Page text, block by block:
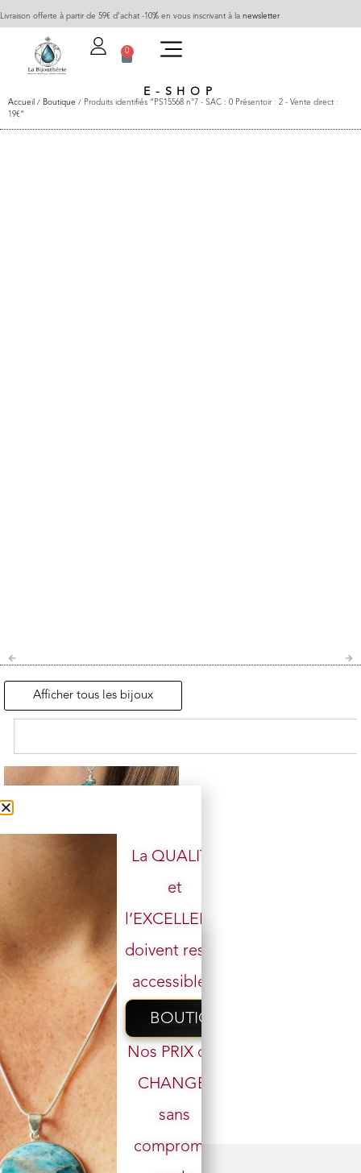
Livraison offerte à partir de 59€ d’achat -10% en vous inscrivant à la newsletter
0
E-SHOP
Accueil / Boutique / Produits identifiés “PS15568 n°7 - SAC : 0 Présentoir : 2 - Vente direct :
19€”
Afficher tous les bijoux
Boucle d’oreille Turquoise et
argent 925
2 en stock
39,00€ 34,00
Ajouter au panier
Votre email
La QUALITÉ
et
l’EXCELLENCE
doivent rester
accessibles.
BOUTIQUE
Nos PRIX ont
CHANGÉ,
sans
compromis